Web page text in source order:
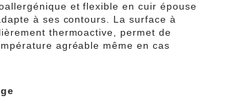
et flexible en cuir épouse
à ses contours. La surface à
thermoactive, permet de
agréable même en cas